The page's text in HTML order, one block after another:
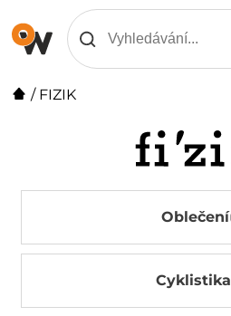
/ FIZIK
Oblečení
Cyklistika